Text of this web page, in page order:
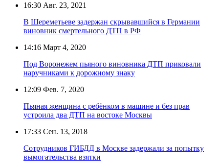
16:30 Авг. 23, 2021
В Шереметьеве задержан скрывавшийся в Германии
виновник смертельного ДТП в РФ
14:16 Март 4, 2020
Под Воронежем пьяного виновника ДТП приковали
наручниками к дорожному знаку
12:09 Фев. 7, 2020
Пьяная женщина с ребёнком в машине и без прав
устроила два ДТП на востоке Москвы
17:33 Сен. 13, 2018
Сотрудников ГИБДД в Москве задержали за попытку
вымогательства взятки